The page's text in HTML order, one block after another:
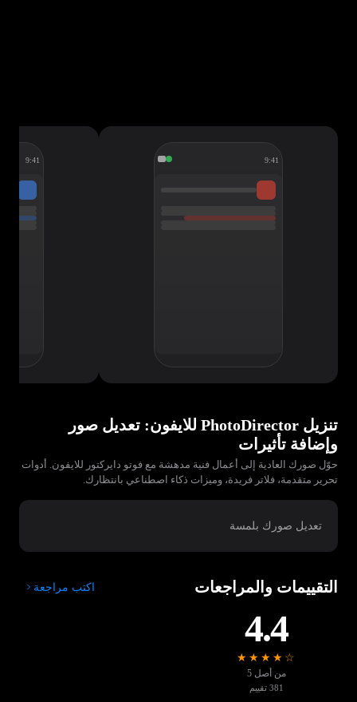
9:41
9:41
تنزيل PhotoDirector للايفون: تعديل صور
وإضافة تأثيرات
حوّل صورك العادية إلى أعمال فنية مدهشة مع فوتو دايركتور للايفون. أدوات
تحرير متقدمة، فلاتر فريدة، وميزات ذكاء اصطناعي بانتظارك.
تعديل صورك بلمسة
التقييمات والمراجعات اكتب مراجعة
4.4
★★★★☆
من أصل 5
381 تقييم